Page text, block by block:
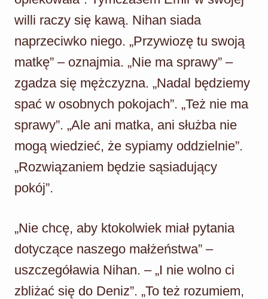
willi raczy się kawą. Nihan siada
naprzeciwko niego. „Przywiozę tu swoją
matkę” – oznajmia. „Nie ma sprawy” –
zgadza się mężczyzna. „Nadal będziemy
spać w osobnych pokojach”. „Też nie ma
sprawy”. „Ale ani matka, ani służba nie
mogą wiedzieć, że sypiamy oddzielnie”.
„Rozwiązaniem będzie sąsiadujący
pokój”.
„Nie chcę, aby ktokolwiek miał pytania
dotyczące naszego małżeństwa” –
uszczegóławia Nihan. – „I nie wolno ci
zbliżać się do Deniz”. „To też rozumiem,